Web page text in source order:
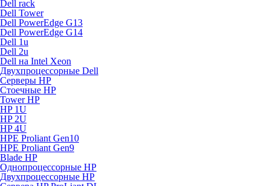
Dell rack
Dell Tower
Dell PowerEdge G13
Dell PowerEdge G14
Dell 1u
Dell 2u
Dell на Intel Xeon
Двухпроцессорные Dell
Серверы HP
Стоечные HP
Tower HP
HP 1U
HP 2U
HP 4U
HPE Proliant Gen10
HPE Proliant Gen9
Blade HP
Однопроцессорные HP
Двухпроцессорные HP